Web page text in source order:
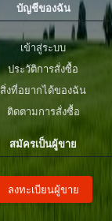
บัญชีของฉัน
เข้าสู่ระบบ
ประวัติการสั่งซื้อ
สิ่งที่อยากได้ของฉัน
ติดตามการสั่งซื้อ
สมัครเป็นผู้ขาย
ลงทะเบียนผู้ขาย